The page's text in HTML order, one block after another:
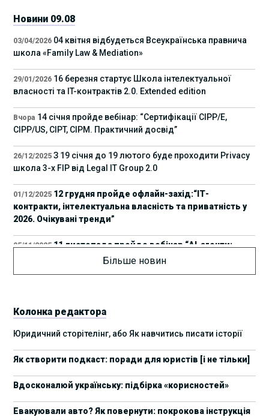
Новини 09.08
03/04/2026 04 квітня відбудеться Всеукраїнська правнича
школа «Family Law & Mediation»
29/01/2026 16 березня стартує Школа інтелектуальної
власності та IT-контрактів 2.0. Extended edition
Вчора 14 січня пройде вебінар: “Сертифікації СІРР/Е,
CIPP/US, CIPT, CIPM. Практичний досвід”
26/12/2025 З 19 січня до 19 лютого буде проходити Privacy
школа 3-х FIP від Legal IT Group 2.0
01/12/2025 12 грудня пройде офлайн-захід:“ІТ-
контракти, інтелектуальна власність та приватність у
2026. Очікувані тренди”
05/11/2025 11 листопада пройде вебінар “AI-агенти:
прайвесі, IP та комплаєнс ризики”
17 листопада стартує Школа юридичної
підтримки ШІ-проєктів від Legal IT Group
19/09/2025 4 жовтня пройде щорічний забіг до Дня
Більше новин
Колонка редактора
Юридичний сторітелінг, або Як навчитись писати історії
Як створити подкаст: поради для юристів [і не тільки]
Вдосконалюй українську: підбірка «корисностей»
Евакуювали авто? Як повернути: покрокова інструкція